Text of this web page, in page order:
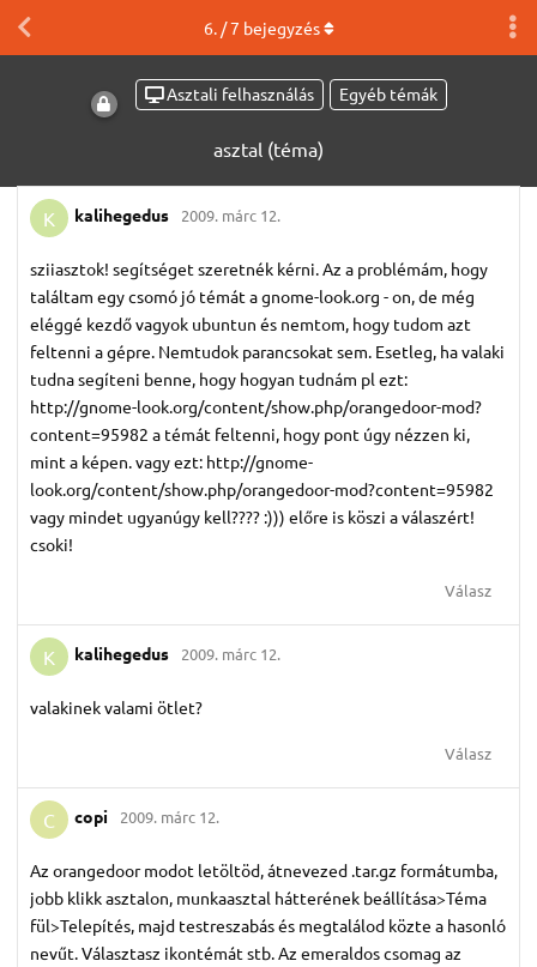
Asztali felhasználás Egyéb témák
asztal (téma)
6. /7 bejegyzés
K kalihegedus 2009. márc 12.
sziiasztok! segítséget szeretnék kérni. Az a problémám, hogy
találtam egy csomó jó témát a gnome-look.org - on, de még
eléggé kezdő vagyok ubuntun és nemtom, hogy tudom azt
feltenni a gépre. Nemtudok parancsokat sem. Esetleg, ha valaki
tudna segíteni benne, hogy hogyan tudnám pl ezt:
http://gnome-look.org/content/show.php/orangedoor-mod?
content=95982 a témát feltenni, hogy pont úgy nézzen ki,
mint a képen. vagy ezt: http://gnome-
look.org/content/show.php/orangedoor-mod?content=95982
vagy mindet ugyanúgy kell???? :))) előre is köszi a válaszért!
csoki!
Válasz
K kalihegedus 2009. márc 12.
valakinek valami ötlet?
Válasz
C copi 2009. márc 12.
Az orangedoor modot letöltöd, átnevezed .tar.gz formátumba,
jobb klikk asztalon, munkaasztal hátterének beállítása>Téma
fül>Telepítés, majd testreszabás és megtalálod közte a hasonló
nevűt. Választasz ikontémát stb. Az emeraldos csomag az